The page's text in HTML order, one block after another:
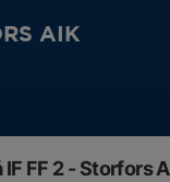
AIK
IF FF 2 - Storfors